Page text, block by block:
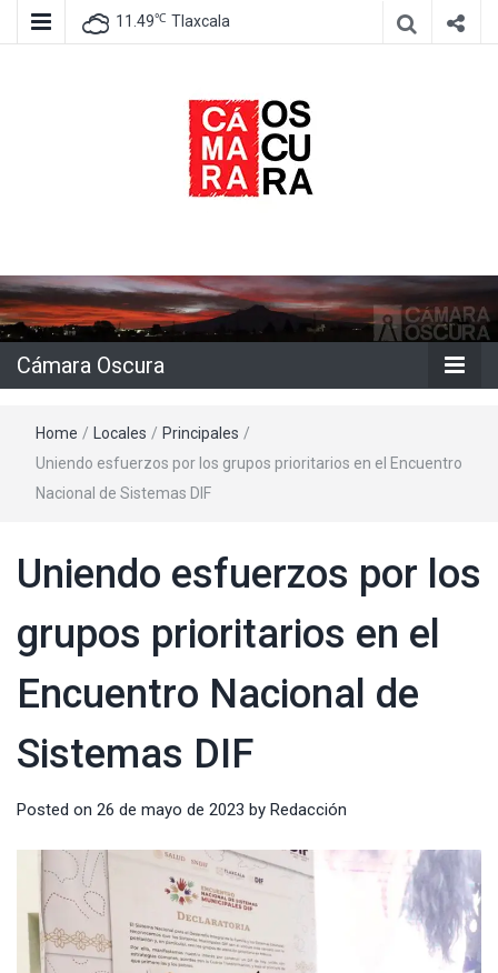
11.49℃ Tlaxcala
Cámara
Oscura
Cámara Oscura
Home / Locales / Principales /
Uniendo esfuerzos por los grupos prioritarios en el Encuentro
Nacional de Sistemas DIF
Uniendo esfuerzos por los
grupos prioritarios en el
Encuentro Nacional de
Sistemas DIF
Posted on 26 de mayo de 2023 by Redacción